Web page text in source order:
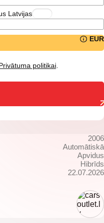
Latvijas
EUR
politikai.
2006
Automātiskā
Apvidus
Hibrīds
22.07.2026